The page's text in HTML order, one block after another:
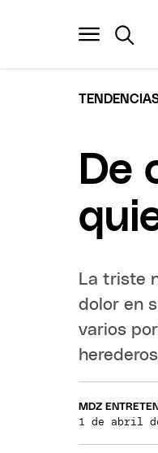
De
La triste
dolor en
varios
MDZ
1 de abril